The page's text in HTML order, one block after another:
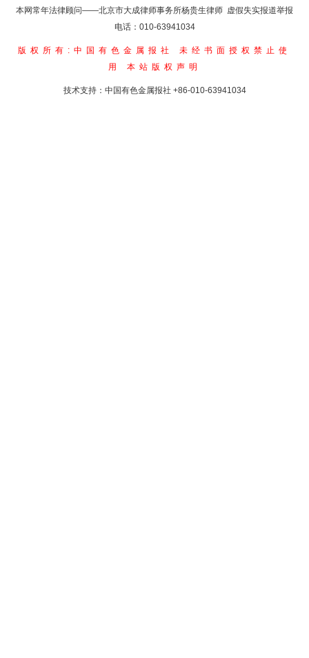
本网常年法律顾问——北京市大成律师事务所杨贵生律师 虚假失实报道举报
电话：010-63941034
版权所有:中国有色金属报社
未经书面授权禁止使
用 本站版权声明
技术支持：中国有色金属报社 +86-010-63941034